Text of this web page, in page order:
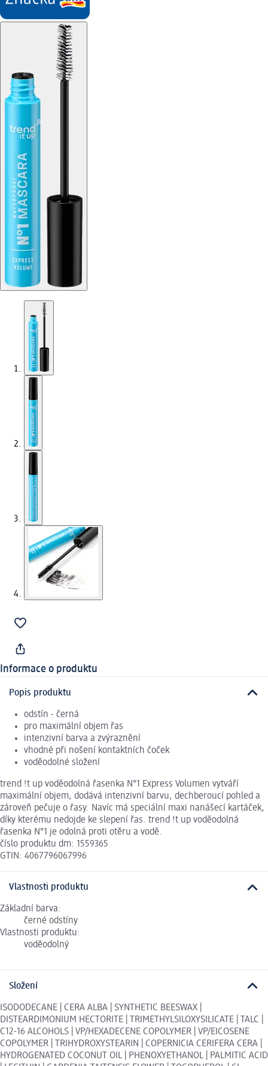
Informace o produktu
Popis produktu
odstín - černá
pro maximální objem řas
intenzivní barva a zvýraznění
vhodné při nošení kontaktních čoček
voděodolné složení
trend !t up voděodolná řasenka N°1 Express Volumen vytváří
maximální objem, dodává intenzivní barvu, dechberoucí pohled a
zároveň pečuje o řasy. Navíc má speciální maxi nanášecí kartáček,
díky kterému nedojde ke slepení řas. trend !t up voděodolná
řasenka N°1 je odolná proti otěru a vodě.
číslo produktu dm: 1559365
GTIN: 4067796067996
Vlastnosti produktu
Základní barva:
černé odstíny
Vlastnosti produktu:
voděodolný
Složení
ISODODECANE | CERA ALBA | SYNTHETIC BEESWAX |
DISTEARDIMONIUM HECTORITE | TRIMETHYLSILOXYSILICATE | TALC |
C12-16 ALCOHOLS | VP/HEXADECENE COPOLYMER | VP/EICOSENE
COPOLYMER | TRIHYDROXYSTEARIN | COPERNICIA CERIFERA CERA |
HYDROGENATED COCONUT OIL | PHENOXYETHANOL | PALMITIC ACID